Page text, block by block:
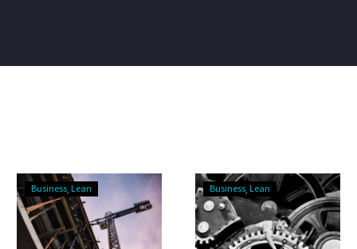
Business Lean Business Lean